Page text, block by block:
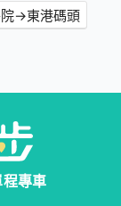
→東港碼頭
程專車